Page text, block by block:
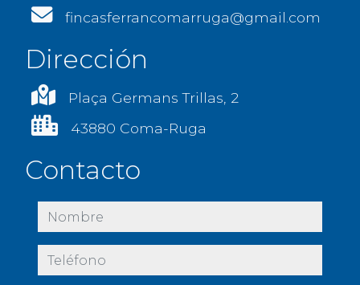
fincasferrancomarruga@gmail.com
Dirección
Plaça Germans Trillas, 2
43880 Coma-Ruga
Contacto
nombre
teléfono